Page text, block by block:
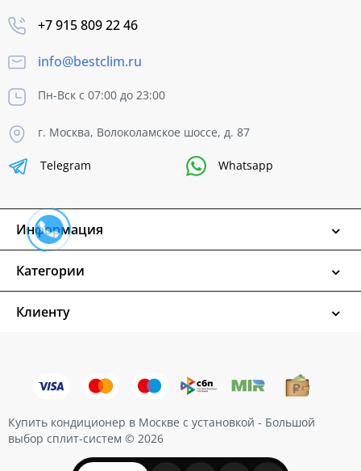
+7 915 809 22 46
info@bestclim.ru
Пн-Вск с 07:00 до 23:00
г. Москва, Волоколамское шоссе, д. 87
Telegram Whatsapp
Информация
Категории
Клиенту
Купить кондиционер в Москве с установкой - Большой
выбор сплит-систем © 2026